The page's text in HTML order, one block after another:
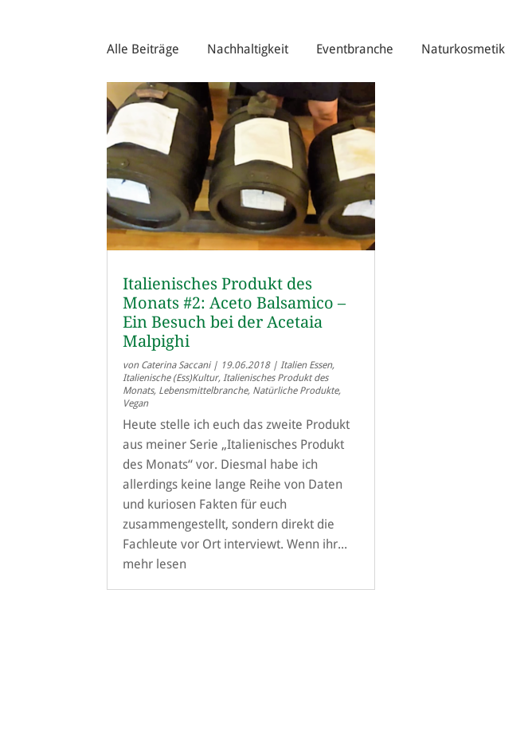
Alle Beiträge Nachhaltigkeit Eventbranche Naturkosmetik
Italienisches Produkt des
Monats #2: Aceto Balsamico –
Ein Besuch bei der Acetaia
Malpighi
von Caterina Saccani| 19.06.2018| Italien Essen,
Italienische (Ess)Kultur, Italienisches Produkt des
Monats, Lebensmittelbranche, Natürliche Produkte,
Vegan
Heute stelle ich euch das zweite Produkt
aus meiner Serie „Italienisches Produkt
des Monats“ vor. Diesmal habe ich
allerdings keine lange Reihe von Daten
und kuriosen Fakten für euch
zusammengestellt, sondern direkt die
Fachleute vor Ort interviewt. Wenn ihr...
mehr lesen